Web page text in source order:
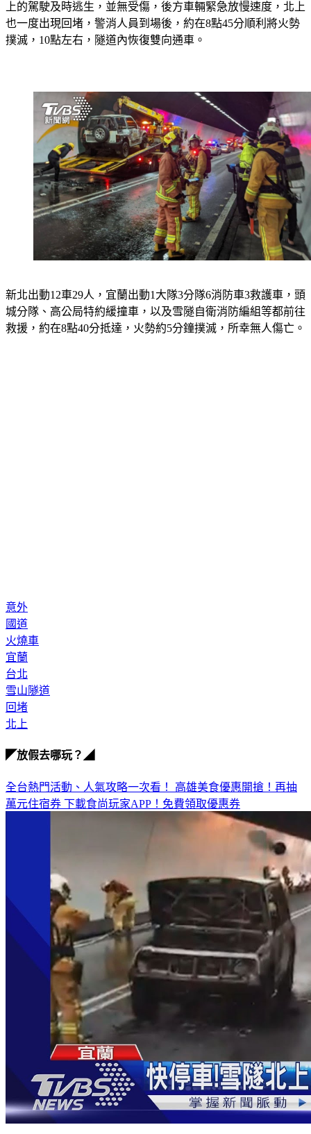
上的駕駛及時逃生，並無受傷，後方車輛緊急放慢速度，北上
也一度出現回堵，警消人員到場後，約在8點45分順利將火勢
撲滅，10點左右，隧道內恢復雙向通車。
新北出動12車29人，宜蘭出動1大隊3分隊6消防車3救護車，頭
城分隊、高公局特約緩撞車，以及雪隧自衛消防編組等都前往
救援，約在8點40分抵達，火勢約5分鐘撲滅，所幸無人傷亡。
意外
國道
火燒車
宜蘭
台北
雪山隧道
回堵
北上
◤放假去哪玩？◢
全台熱門活動、人氣攻略一次看！ 高雄美食優惠開搶！再抽
萬元住宿券 下載食尚玩家APP！免費領取優惠券